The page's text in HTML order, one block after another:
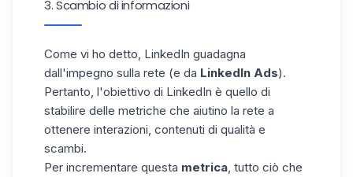
3. Scambio di informazioni
Come vi ho detto, LinkedIn guadagna
dall'impegno sulla rete (e da LinkedIn Ads).
Pertanto, l'obiettivo di LinkedIn è quello di
stabilire delle metriche che aiutino la rete a
ottenere interazioni, contenuti di qualità e
scambi.
Per incrementare questa metrica, tutto ciò che